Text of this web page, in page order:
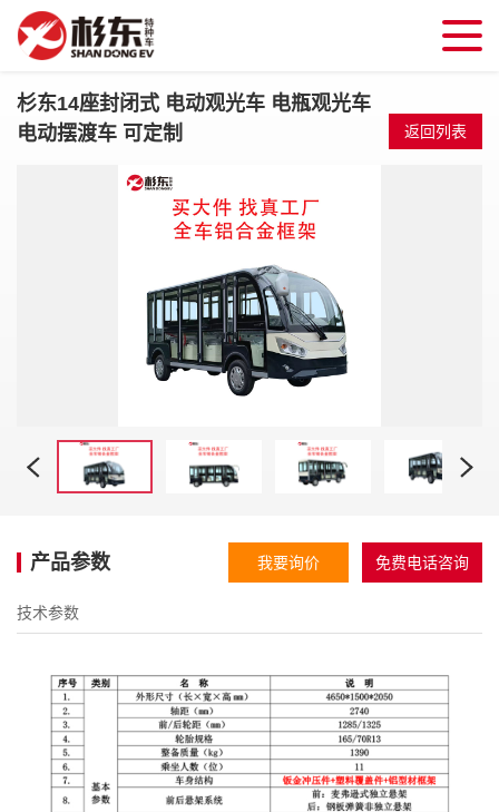
杉东14座封闭式 电动观光车 电瓶观光车
电动摆渡车 可定制
返回列表
产品参数 我要询价 免费电话咨询
技术参数